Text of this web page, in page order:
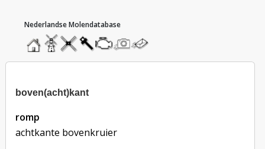
homemolendatabase
roedendatabase
assendatabase
motorendatabase
stuur
een
foto
stuur
een
bericht
boven(acht)kant
romp
achtkante bovenkruier